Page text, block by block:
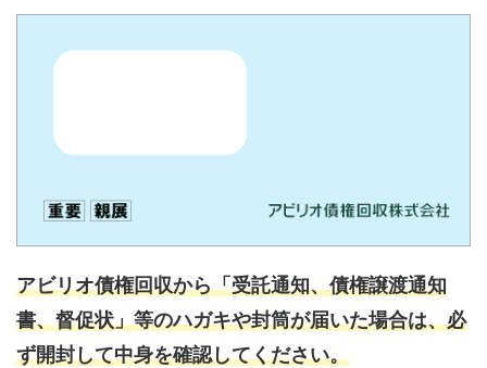
アビリオ債権回収から「受託通知、債権譲渡通知
書、督促状」等のハガキや封筒が届いた場合は、必
ず開封して中身を確認してください。